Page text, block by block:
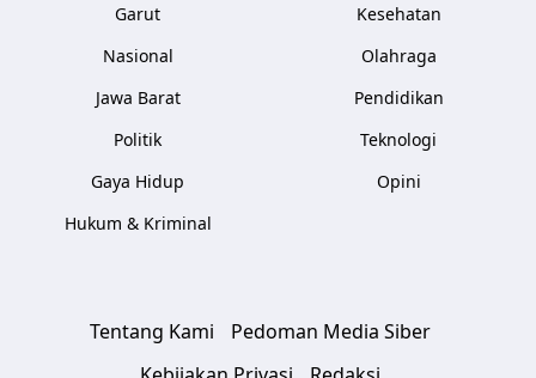
Garut
Nasional
Jawa Barat
Politik
Gaya Hidup
Hukum & Kriminal
Kesehatan
Olahraga
Pendidikan
Teknologi
Opini
Tentang Kami
Pedoman Media Siber